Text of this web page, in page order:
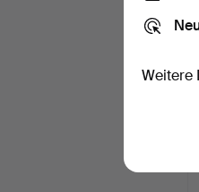
Weitere